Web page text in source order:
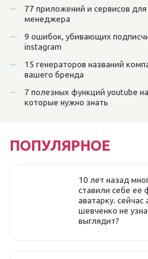
77 приложений и сервисов для
менеджера
9 ошибок, убивающих
instagram
15 генераторов названий
вашего бренда
7 полезных функций youtube
которые нужно знать
ПОПУЛЯРНОЕ
10 лет назад
ставили себе ее
аватарку. сейчас
шевченко не
выглядит?